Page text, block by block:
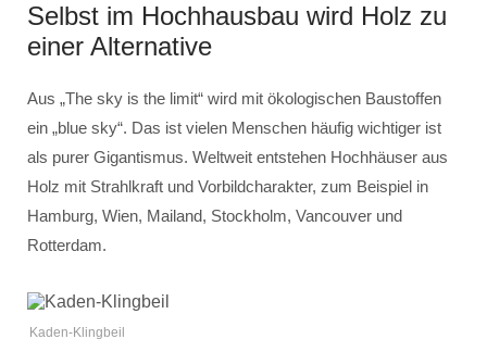
Selbst im Hochhausbau wird Holz zu
einer Alternative
Aus „The sky is the limit“ wird mit ökologischen Baustoffen
ein „blue sky“. Das ist vielen Menschen häufig wichtiger ist
als purer Gigantismus. Weltweit entstehen Hochhäuser aus
Holz mit Strahlkraft und Vorbildcharakter, zum Beispiel in
Hamburg, Wien, Mailand, Stockholm, Vancouver und
Rotterdam.
Kaden-Klingbeil